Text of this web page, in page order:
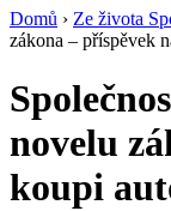
Domů › Ze života
zákona – příspěvek
novelu
koupi